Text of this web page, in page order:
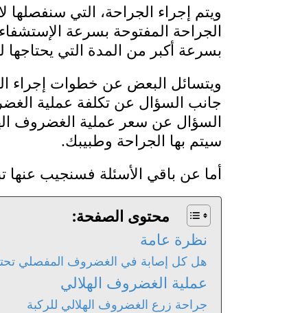
ويتم إجراء الجراحة، التي
الجراحة المفتوحة بسرعة
بسرعة أكبر من المدة التي
ويتسائل البعض عن خطوات إجراء
جانب السؤال عن تكلفة عملية
السؤال عن سعر عملية الغضروف
سيتم بها الجراحة وطبيبك.
أما عن باقي الأسئلة فسنجيب عنها
محتوى الصفحة:
نظرة عامة
هل كل إصابة في الغضروف المفصلي
عملية الغضروف الهلالي
جراحة زرع الغضروف الهلالي للركبة